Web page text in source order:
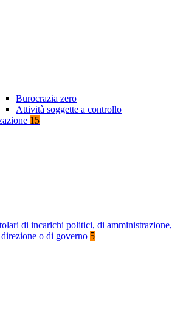
Burocrazia zero
Attività soggette a controllo
15
di incarichi politici, di amministrazione,
o di governo 5